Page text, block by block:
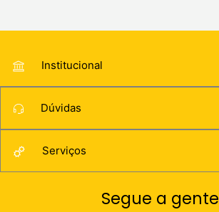
Institucional
Dúvidas
Serviços
Segue a gente